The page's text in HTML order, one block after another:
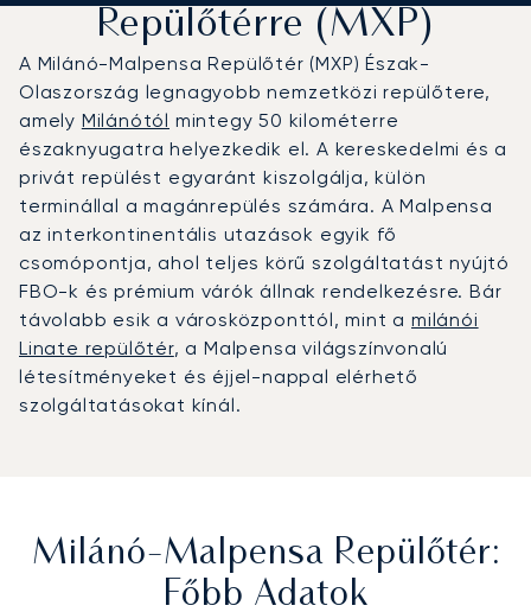
Repülőtérre (MXP)
A Milánó-Malpensa Repülőtér (MXP) Észak-
Olaszország legnagyobb nemzetközi repülőtere,
amely Milánótól mintegy 50 kilométerre
északnyugatra helyezkedik el. A kereskedelmi és a
privát repülést egyaránt kiszolgálja, külön
terminállal a magánrepülés számára. A Malpensa
az interkontinentális utazások egyik fő
csomópontja, ahol teljes körű szolgáltatást nyújtó
FBO-k és prémium várók állnak rendelkezésre. Bár
távolabb esik a városközponttól, mint a milánói
Linate repülőtér, a Malpensa világszínvonalú
létesítményeket és éjjel-nappal elérhető
szolgáltatásokat kínál.
Milánó-Malpensa Repülőtér:
Főbb Adatok